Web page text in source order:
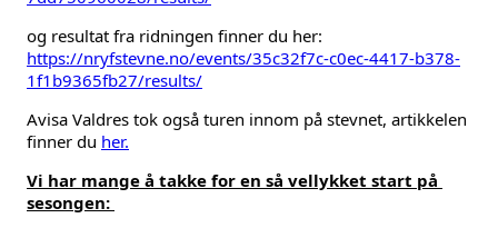
https://nryfstevne.no/events/35c32f7c-c0ec-4417-b378-
1f1b9365fb27/results/
Avisa Valdres tok også turen innom på stevnet, artikkelen
finner du her.
Vi har mange å takke for en så vellykket start på
sesongen: